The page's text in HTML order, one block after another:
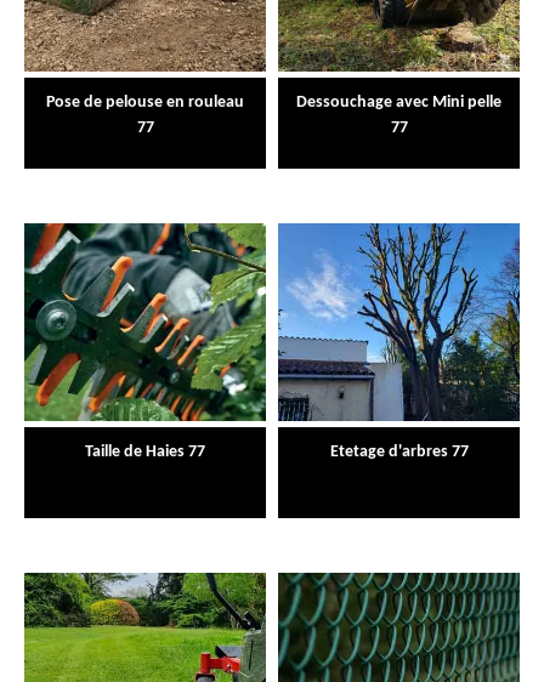
Pose de pelouse en rouleau
77
Dessouchage avec Mini pelle
77
Taille de Haies 77 Etetage d'arbres 77